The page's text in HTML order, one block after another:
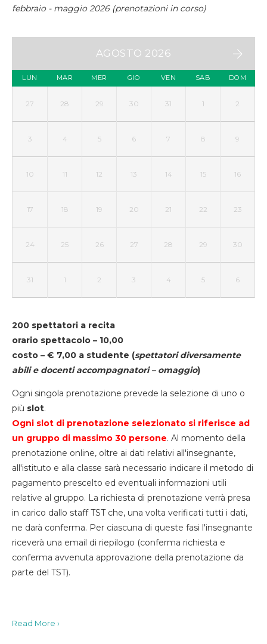
febbraio - maggio 2026 (prenotazioni in corso)
AGOSTO 2026
LUN MAR MER GIO VEN SAB DOM
27 28 29 30 31 1 2
3 4 5 6 7 8 9
10 11 12 13 14 15 16
17 18 19 20 21 22 23
24 25 26 27 28 29 30
31 1 2 3 4 5 6
200 spettatori a recita
orario spettacolo – 10,00
costo – € 7,00 a studente (spettatori diversamente
abili e docenti accompagnatori – omaggio)
Ogni singola prenotazione prevede la selezione di uno o
più slot.
Ogni slot di prenotazione selezionato si riferisce ad
un gruppo di massimo 30 persone. Al momento della
prenotazione online, oltre ai dati relativi all'insegnante,
all'istituto e alla classe sarà necessario indicare il metodo di
pagamento prescelto ed eventuali informazioni utili
relative al gruppo. La richiesta di prenotazione verrà presa
in carico dallo staff TST che, una volta verificati tutti i dati,
ne darà conferma. Per ciascuna di queste fasi l'insegnante
riceverà una email di riepilogo (conferma richiesta e
conferma avvenuta approvazione della prenotazione da
parte del TST).
Read More ›